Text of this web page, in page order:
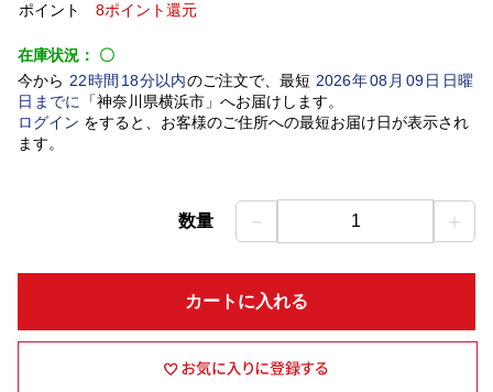
ポイント
8ポイント還元
在庫状況： 〇
今から 22時間 18分以内のご注文で、最短 2026年08 月 09日日曜
日 までに 「神奈川県横浜市」 へお届けします。
ログイン をすると、お客様のご住所への最短お届け日が表示され
ます。
数量 － 1 ＋
カートに入れる